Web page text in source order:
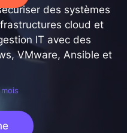
des systèmes
cloud et
IT avec des
VMware, Ansible et